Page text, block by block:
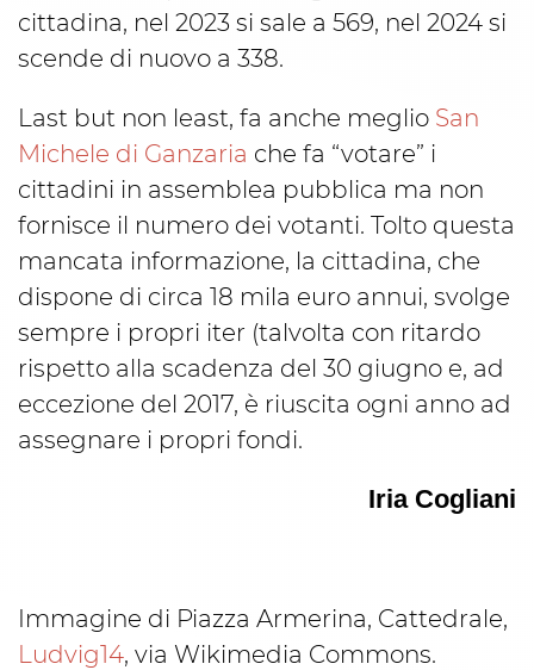
cittadina, nel 2023 si sale a 569, nel 2024 si
scende di nuovo a 338.
Last but non least, fa anche meglio San
Michele di Ganzaria che fa “votare” i
cittadini in assemblea pubblica ma non
fornisce il numero dei votanti. Tolto questa
mancata informazione, la cittadina, che
dispone di circa 18 mila euro annui, svolge
sempre i propri iter (talvolta con ritardo
rispetto alla scadenza del 30 giugno e, ad
eccezione del 2017, è riuscita ogni anno ad
assegnare i propri fondi.
Iria Cogliani
Immagine di Piazza Armerina, Cattedrale,
Ludvig14, via Wikimedia Commons.